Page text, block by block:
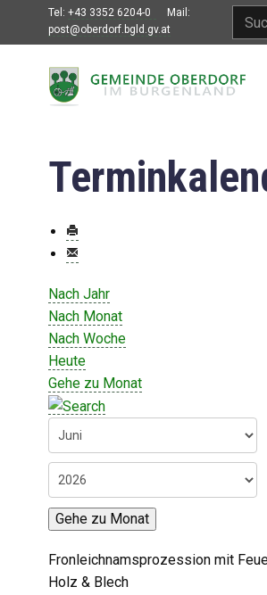
Tel: +43 3352 6204-0
Mail:
post@oberdorf.bgld.gv.at
Willkommen
Termine und
Veranstaltungen
Gemeindeamt
Bildung
Vereine
Digitaler Amtshelfer
Offener Haushalt
Leben in Oberdorf
Bildergalerie
Geschichte
Nach Jahr
Nach Monat
Nach Woche
Heute
Gehe zu Monat
Gehe zu Monat
Fronleichnamsprozession mit
Holz & Blech